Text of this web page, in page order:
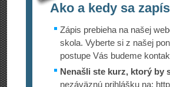
Ako a kedy sa
Zápis prebieha na našej
skola. Vyberte si z našej
postupe Vás budeme
Nenašli ste kurz, ktorý by
nezáväznú prihlášku na: